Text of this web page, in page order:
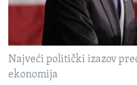
MAGAZIN
O GLASU AMERIKE
Learning English
Najveći politički izazov
ekonomija